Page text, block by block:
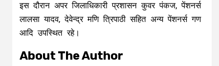
इस दौरान अपर जिलाधिकारी प्रशासन कुवर पंकज, पेंशनर्स
लालसा यादव, देवेन्द्र मणि त्रिपाठी सहित अन्य पेंशनर्स गण
आदि उपस्थित रहे।
About The Author